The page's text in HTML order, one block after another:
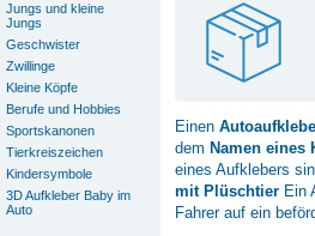
Jungs und kleine
Jungs
Geschwister
Zwillinge
Kleine Köpfe
Berufe und Hobbies
Sportskanonen
Tierkreiszeichen
Kindersymbole
3D Aufkleber Baby im
Auto
Einen
dem Namen eines
eines Aufklebers
mit PlüschtierEin
Fahrer auf ein